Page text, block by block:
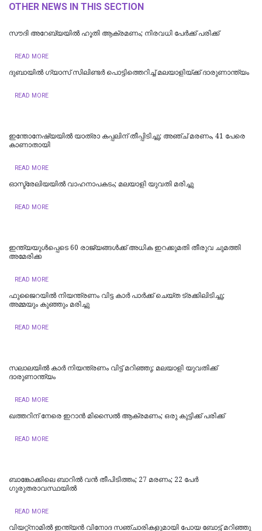
OTHER NEWS IN THIS SECTION
സൗദി അറേബ്യയിൽ ഹൂതി ആക്രമണം; നിരവധി പേർക്ക് പരിക്ക്
READ MORE
ദുബായിൽ ​ഗ്യാസ് സിലിണ്ടർ പൊട്ടിത്തെറിച്ച് മലയാളിയ്ക്ക് ദാരുണാന്ത്യം
READ MORE
ഇന്തോനേഷ്യയില്‍ യാത്രാ കപ്പലിന് തീപ്പിടിച്ചു; അഞ്ച് മരണം, 41 പേരെ
കാണാതായി
READ MORE
ഓസ്ട്രേലിയയിൽ വാഹനാപകടം; മലയാളി യുവതി മരിച്ചു
READ MORE
ഇന്ത്യയുള്‍പ്പെടെ 60 രാജ്യങ്ങള്‍ക്ക് അധിക ഇറക്കുമതി തീരുവ ചുമത്തി
അമേരിക്ക
READ MORE
ഫുജൈറയില്‍ നിയന്ത്രണം വിട്ട കാര്‍ പാര്‍ക്ക് ചെയ്ത ട്രക്കിലിടിച്ചു;
അമ്മയും കുഞ്ഞും മരിച്ചു
READ MORE
സലാലയില്‍ കാർ നിയന്ത്രണം വിട്ട് മറിഞ്ഞു; മലയാളി യുവതിക്ക്
ദാരുണാന്ത്യം
READ MORE
ഖത്തറിന് നേരെ ഇറാൻ മിസൈൽ ആക്രമണം; ഒരു കുട്ടിക്ക് പരിക്ക്
READ MORE
ബാങ്കോക്കിലെ ബാറിൽ വൻ തീപിടിത്തം; 27 മരണം; 22 പേർ
ഗുരുതരാവസ്ഥയിൽ
READ MORE
വിയറ്റ്‌നാമില്‍ ഇന്ത്യന്‍ വിനോദ സഞ്ചാരികളുമായി പോയ ബോട്ട് മറിഞ്ഞു